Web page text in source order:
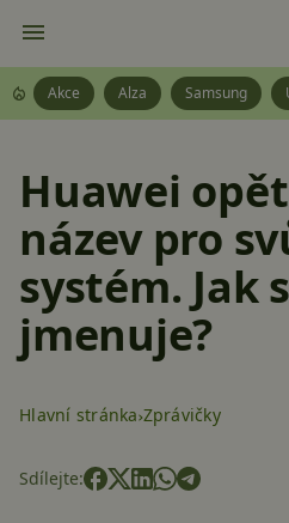
Akce Alza Samsung
Huawei
název pro
systém. Jak
jmenuje?
Hlavní stránka Zprávičky
Sdílejte: